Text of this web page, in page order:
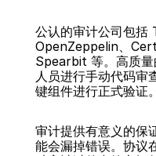
公认的审计公司包括
OpenZeppelin、
Spearbit 等。高质
人员进行手动代码审
键组件进行正式验证。
审计提供有意义的保
能会漏掉错误。协议